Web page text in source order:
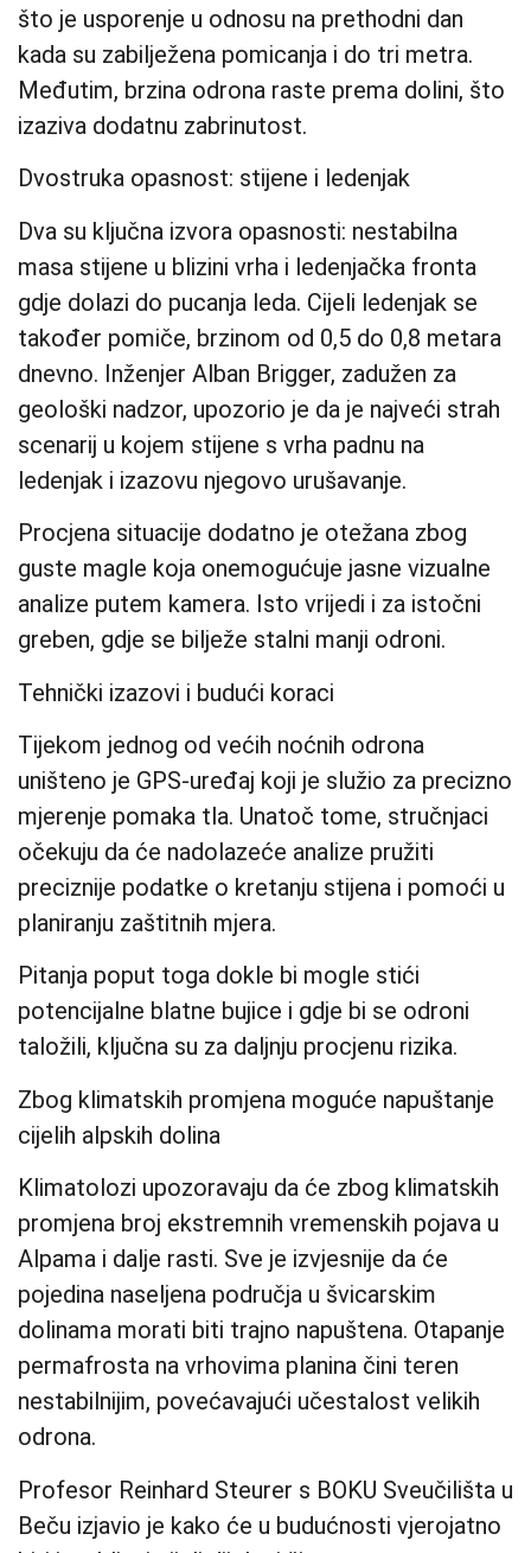
što je usporenje u odnosu na prethodni dan
kada su zabilježena pomicanja i do tri metra.
Međutim, brzina odrona raste prema dolini, što
izaziva dodatnu zabrinutost.
Dvostruka opasnost: stijene i ledenjak
Dva su ključna izvora opasnosti: nestabilna
masa stijene u blizini vrha i ledenjačka fronta
gdje dolazi do pucanja leda. Cijeli ledenjak se
također pomiče, brzinom od 0,5 do 0,8 metara
dnevno. Inženjer Alban Brigger, zadužen za
geološki nadzor, upozorio je da je najveći strah
scenarij u kojem stijene s vrha padnu na
ledenjak i izazovu njegovo urušavanje.
Procjena situacije dodatno je otežana zbog
guste magle koja onemogućuje jasne vizualne
analize putem kamera. Isto vrijedi i za istočni
greben, gdje se bilježe stalni manji odroni.
Tehnički izazovi i budući koraci
Tijekom jednog od većih noćnih odrona
uništeno je GPS-uređaj koji je služio za precizno
mjerenje pomaka tla. Unatoč tome, stručnjaci
očekuju da će nadolazeće analize pružiti
preciznije podatke o kretanju stijena i pomoći u
planiranju zaštitnih mjera.
Pitanja poput toga dokle bi mogle stići
potencijalne blatne bujice i gdje bi se odroni
taložili, ključna su za daljnju procjenu rizika.
Zbog klimatskih promjena moguće napuštanje
cijelih alpskih dolina
Klimatolozi upozoravaju da će zbog klimatskih
promjena broj ekstremnih vremenskih pojava u
Alpama i dalje rasti. Sve je izvjesnije da će
pojedina naseljena područja u švicarskim
dolinama morati biti trajno napuštena. Otapanje
permafrosta na vrhovima planina čini teren
nestabilnijim, povećavajući učestalost velikih
odrona.
Profesor Reinhard Steurer s BOKU Sveučilišta u
Beču izjavio je kako će u budućnosti vjerojatno